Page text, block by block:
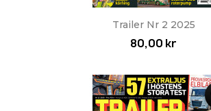
Trailer Nr 2 2025
80,00 kr